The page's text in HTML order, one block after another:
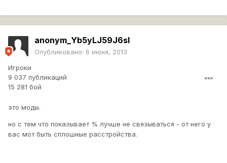
anonym_Yb5yLJ59J6sI
Опубликовано: 6 июня, 2013
Игроки
9 037 публикаций
15 281 бой
это моды.
но с тем что показывает % лучше не связываться - от него у
вас мот быть сплошные расстройства.